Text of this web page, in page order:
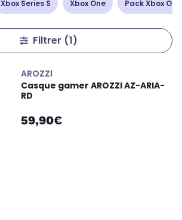
Xbox Series S Xbox One Pack Xbox One
Filtrer (1)
AROZZI
Casque gamer AROZZI AZ-ARIA-
RD
59,90€